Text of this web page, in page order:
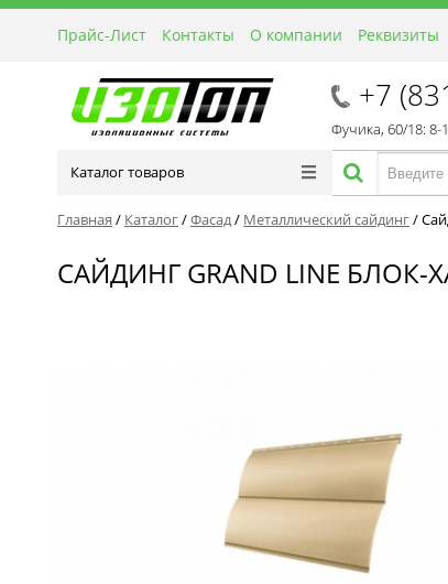
Прайс-Лист Контакты О компании Реквизиты
+7
Фучика, 60/18: 8-
Каталог товаров
Главная / Каталог/Фасад/ Металлический сайдинг/
САЙДИНГ GRAND LINE БЛОК-